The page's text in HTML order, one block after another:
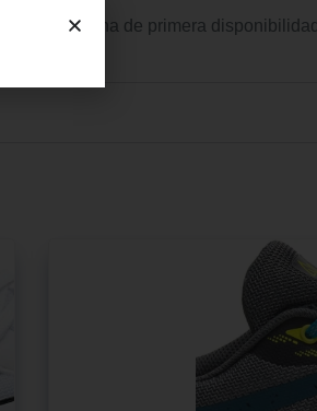
primera disponibilidad ‏ : ‎ 26 de noviembre